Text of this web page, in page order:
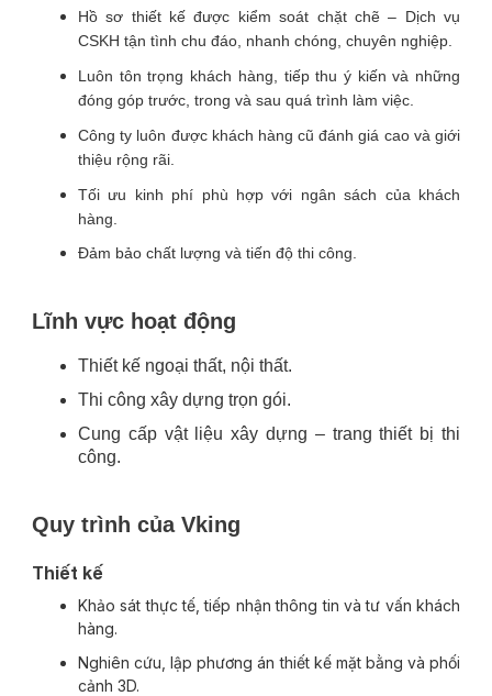
Hồ sơ thiết kế được kiểm soát chặt chẽ – Dịch vụ
CSKH tận tình chu đáo, nhanh chóng, chuyên nghiệp.
Luôn tôn trọng khách hàng, tiếp thu ý kiến và những
đóng góp trước, trong và sau quá trình làm việc.
Công ty luôn được khách hàng cũ đánh giá cao và giới
thiệu rộng rãi.
Tối ưu kinh phí phù hợp với ngân sách của khách
hàng.
Đảm bảo chất lượng và tiến độ thi công.
Lĩnh vực hoạt động
Thiết kế ngoại thất, nội thất.
Thi công xây dựng trọn gói.
Cung cấp vật liệu xây dựng – trang thiết bị thi
công.
Quy trình của Vking
Thiết kế
Khảo sát thực tế, tiếp nhận thông tin và tư vấn khách
hàng.
Nghiên cứu, lập phương án thiết kế mặt bằng và phối
cảnh 3D.